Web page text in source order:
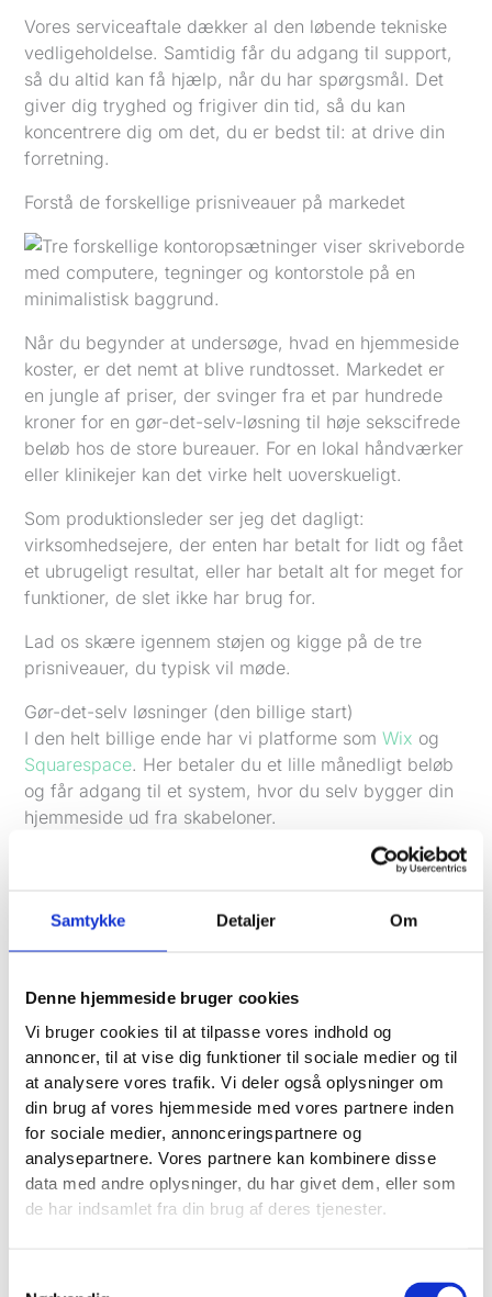
Samtykke Detaljer Om
Denne hjemmeside bruger cookies
Vi bruger cookies til at tilpasse vores indhold og
annoncer, til at vise dig funktioner til sociale medier og til
at analysere vores trafik. Vi deler også oplysninger om
din brug af vores hjemmeside med vores partnere inden
for sociale medier, annonceringspartnere og
analysepartnere. Vores partnere kan kombinere disse
data med andre oplysninger, du har givet dem, eller som
de har indsamlet fra din brug af deres tjenester.
Vores serviceaftale dækker al den løbende tekniske
vedligeholdelse. Samtidig får du adgang til support,
så du altid kan få hjælp, når du har spørgsmål. Det
giver dig tryghed og frigiver din tid, så du kan
koncentrere dig om det, du er bedst til: at drive din
forretning.
Forstå de forskellige prisniveauer på markedet
Når du begynder at undersøge, hvad en hjemmeside
koster, er det nemt at blive rundtosset. Markedet er
en jungle af priser, der svinger fra et par hundrede
kroner for en gør-det-selv-løsning til høje sekscifrede
beløb hos de store bureauer. For en lokal håndværker
eller klinikejer kan det virke helt uoverskueligt.
Som produktionsleder ser jeg det dagligt:
virksomhedsejere, der enten har betalt for lidt og fået
et ubrugeligt resultat, eller har betalt alt for meget for
funktioner, de slet ikke har brug for.
Lad os skære igennem støjen og kigge på de tre
prisniveauer, du typisk vil møde.
Gør-det-selv løsninger (den billige start)
I den helt billige ende har vi platforme somWix og
Squarespace. Her betaler du et lille månedligt beløb
og får adgang til et system, hvor du selv bygger din
hjemmeside ud fra skabeloner.
Fordelen er helt klart prisen. Det er en overkommelig
Men som med så meget andet får du, hvad du
hvilket ikke just overbeviser en potentiel kunde.
Vigtigst af alt: disse sider er sjældent bygget med
fokus på konvertering og SEO. Det betyder, at de i
praksis sjældent skaffer nye kunder, og så er
investeringen spildt.
De store reklamebureauer (den dyre ende)
I den modsatte grøft finder vi de store, anerkendte
reklamebureauer. Her starter projekterne ofte i den
strateger, designere, udviklere og projektledere.